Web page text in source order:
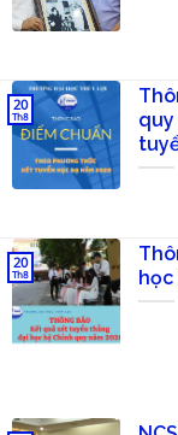
20
Th8
học
20
Th8